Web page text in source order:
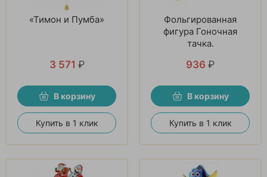
«Тимон и Пумба»
3 571 ₽
В корзину
Купить в 1 клик
Фольгированная
фигура Гоночная
тачка.
936 ₽
В корзину
Купить в 1 клик